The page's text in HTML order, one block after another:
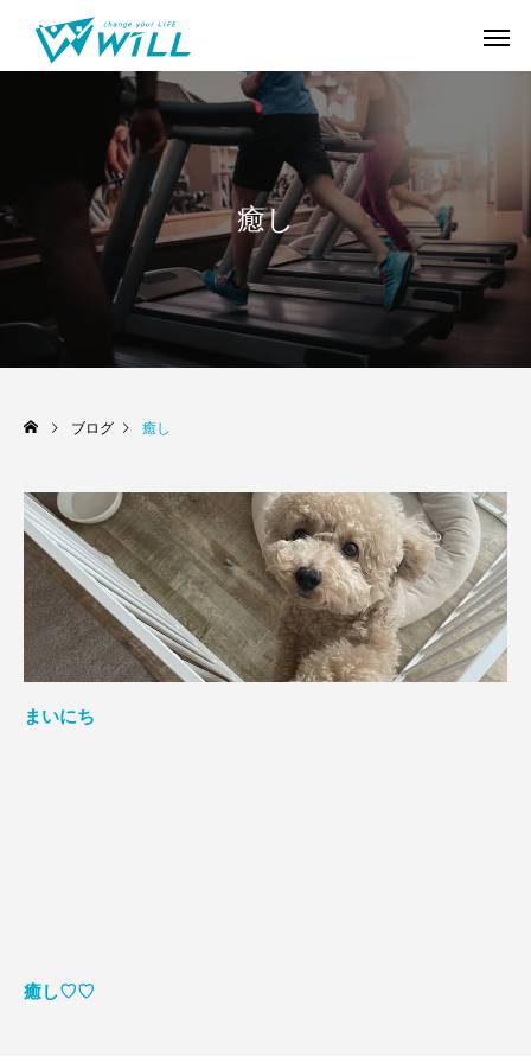
癒し
ブログ 癒し
まいにち
癒し♡♡